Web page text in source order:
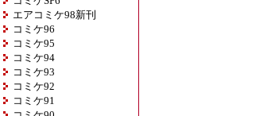
エアコミケ98新刊
コミケ96
コミケ95
コミケ94
コミケ93
コミケ92
コミケ91